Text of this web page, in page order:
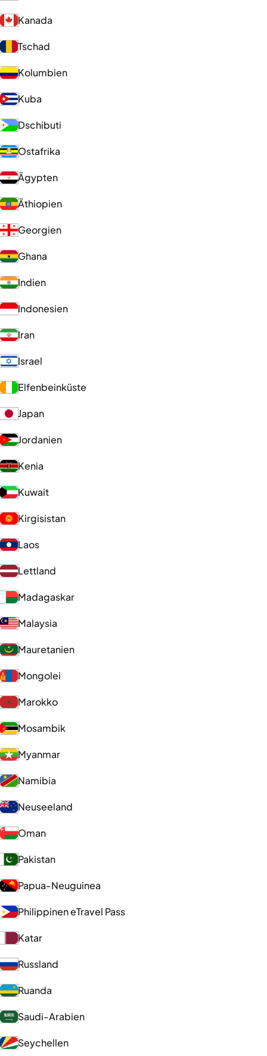
Kanada
Tschad
Kolumbien
Kuba
Dschibuti
Ostafrika
Ägypten
Äthiopien
Georgien
Ghana
Indien
Indonesien
Iran
Israel
Elfenbeinküste
Japan
Jordanien
Kenia
Kuwait
Kirgisistan
Laos
Lettland
Madagaskar
Malaysia
Mauretanien
Mongolei
Marokko
Mosambik
Myanmar
Namibia
Neuseeland
Oman
Pakistan
Papua-Neuguinea
Philippinen eTravel Pass
Katar
Russland
Ruanda
Saudi-Arabien
Seychellen